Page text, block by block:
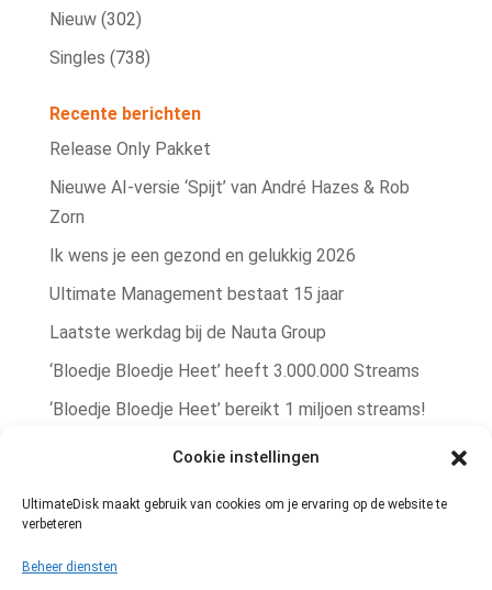
Cookie instellingen
UltimateDisk maakt gebruik van cookies om je ervaring op de website te
verbeteren
Beheer diensten
Nieuw (302)
Singles (738)
Recente berichten
Release Only Pakket
Nieuwe AI‑versie ‘Spijt’ van André Hazes & Rob
Zorn
Ik wens je een gezond en gelukkig 2026
Ultimate Management bestaat 15 jaar
Laatste werkdag bij de Nauta Group
‘Bloedje Bloedje Heet’ heeft 3.000.000 Streams
‘Bloedje Bloedje Heet’ bereikt 1 miljoen streams!
Rob Zorn single ‘Bere Bere Koud’ winterhit!
zomerhit te pakken!